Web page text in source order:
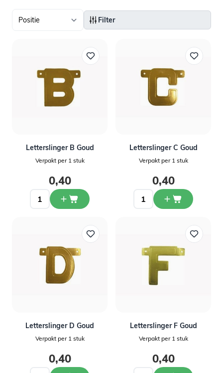
Filter
Letterslinger B Goud
Verpakt per 1 stuk
0,40
Letterslinger C Goud
Verpakt per 1 stuk
0,40
Letterslinger D Goud
Verpakt per 1 stuk
0,40
Letterslinger F Goud
Verpakt per 1 stuk
0,40